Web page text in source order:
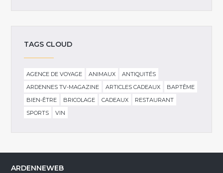
TAGS CLOUD
AGENCE DE VOYAGE ANIMAUX
ANTIQUITÉS
ARDENNES TV-MAGAZINE
ARTICLES CADEAUX
BAPTÊME
BIEN-ÊTRE
BRICOLAGE CADEAUX
RESTAURANT
SPORTS
VIN
ARDENNEWEB